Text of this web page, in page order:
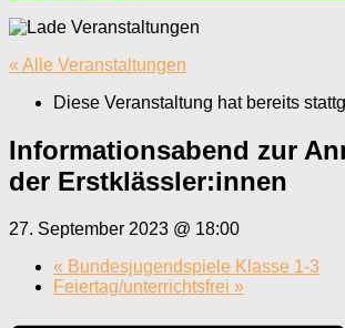
« Alle Veranstaltungen
Diese Veranstaltung hat bereits
Informationsabend zur
der Erstklässler:innen
27. September 2023 @ 18:00
« Bundesjugendspiele Klasse 1-3
Feiertag/unterrichtsfrei »